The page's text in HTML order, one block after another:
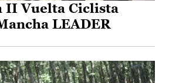
II Vuelta Ciclista
LEADER